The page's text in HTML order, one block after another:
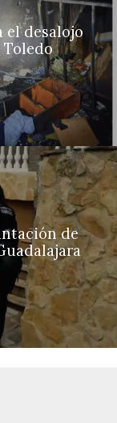
el desalojo
de